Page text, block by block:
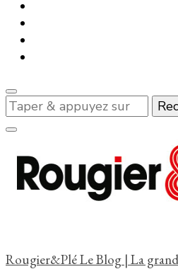
Vous
recherchiez
quelque
chose
Rougier&Plé Le Blog | La